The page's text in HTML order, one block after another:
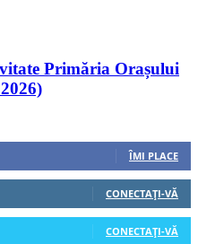
Primăria Orașului
ÎMI PLACE
CONECTAȚI-VĂ
CONECTAȚI-VĂ